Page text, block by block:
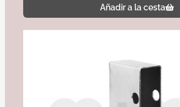
Añadir a la cesta